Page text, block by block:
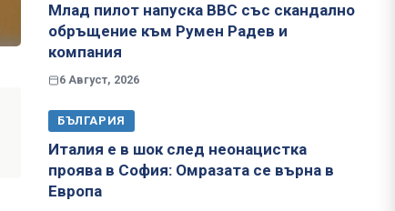
Млад пилот напуска ВВС със скандално
обръщение към Румен Радев и
компания
6 Август, 2026
БЪЛГАРИЯ
Италия е в шок след неонацистка
проява в София: Омразата се върна в
Европа